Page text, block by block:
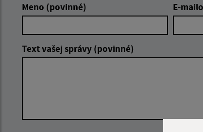
Meno (povinné) E-
Text vašej správy (povinné)